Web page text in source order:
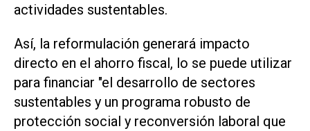
actividades sustentables.
Así, la reformulación generará impacto
directo en el ahorro fiscal, lo se puede utilizar
para financiar "el desarrollo de sectores
sustentables y un programa robusto de
protección social y reconversión laboral que